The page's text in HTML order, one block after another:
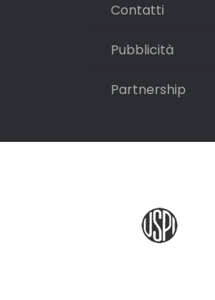
Contatti
Pubblicità
Partnership